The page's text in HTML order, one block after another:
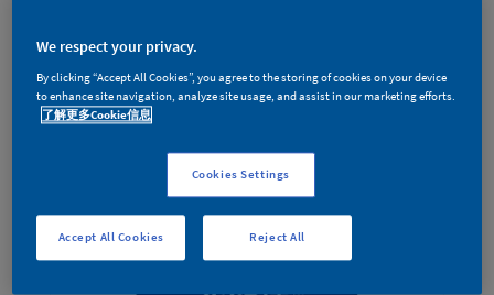
全致能中性内墙腻子（区域专供）
We respect your privacy.
By clicking “Accept All Cookies”, you agree to the storing of cookies on your device
to enhance site navigation, analyze site usage, and assist in our marketing efforts.
了解更多Cookie信息
Cookies Settings
Reject All
Accept All Cookies